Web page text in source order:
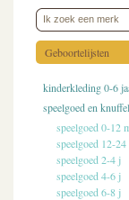
Ik zoek een merk
Geboortelijsten
kinderkleding 0-6
speelgoed en
speelgoed 0-12
speelgoed 12-24
speelgoed 2-4 j
speelgoed 4-6 j
speelgoed 6-8 j